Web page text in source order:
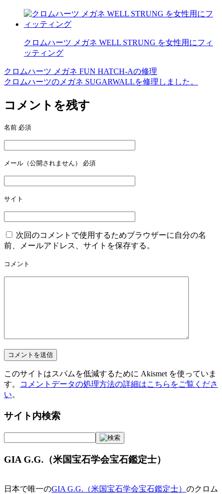
クロムハーツ メガネ WELL STRUNG を女性用にフィ
ッティング
投
稿
ナ
ビ
ゲ
ー
シ
ョ
ン
クロムハーツ メガネ FUN HATCH-Aの修理
クロムハーツのメガネ SUGARWALLを修理しました。
コメントを残す
名前 必須
メール（公開されません） 必須
サイト
次回のコメントで使用するためブラウザーに自分の名
前、メールアドレス、サイトを保存する。
コメント
このサイトはスパムを低減するために Akismet を使っていま
す。
コメントデータの処理方法の詳細はこちらをご覧くださ
い。
サイト内検索
GIA G.G.（米国宝石学会宝石鑑定士）
日本で唯一のGIA G.G.（米国宝石学会宝石鑑定士） のクロム